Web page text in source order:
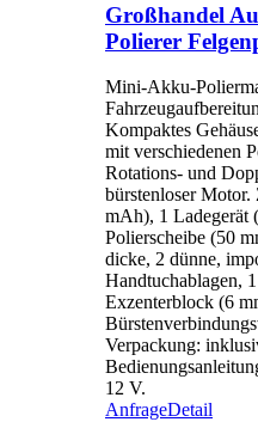
Großhandel
Polierer
Mini-Akku-
Kompaktes
mit verschiedenen
Rotations- und
bürstenloser
mAh), 1 Ladegerät
Polierscheibe (50
dicke, 2 dünne,
Handtuchablagen,
Exzenterblock (6
Verpackung:
12 V.
AnfrageDetail